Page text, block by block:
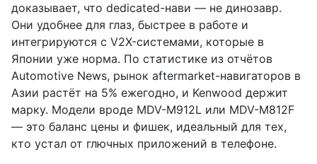
доказывает, что dedicated-нави — не динозавр.
Они удобнее для глаз, быстрее в работе и
интегрируются с V2X-системами, которые в
Японии уже норма. По статистике из отчётов
Automotive News, рынок aftermarket-навигаторов в
Азии растёт на 5% ежегодно, и Kenwood держит
марку. Модели вроде MDV-M912L или MDV-M812F
— это баланс цены и фишек, идеальный для тех,
кто устал от глючных приложений в телефоне.